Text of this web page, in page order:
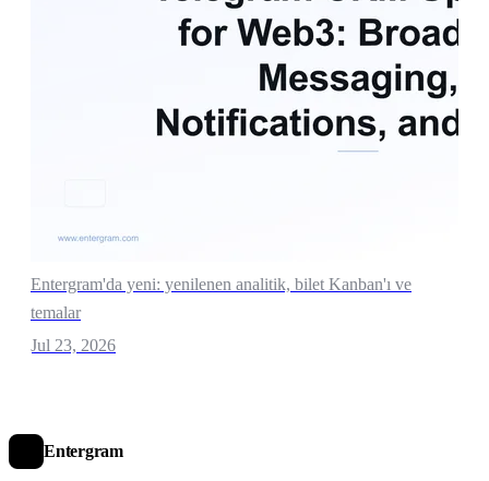
Entergram'da yeni: yenilenen analitik, bilet Kanban'ı ve
temalar
Jul 23, 2026
Entergram